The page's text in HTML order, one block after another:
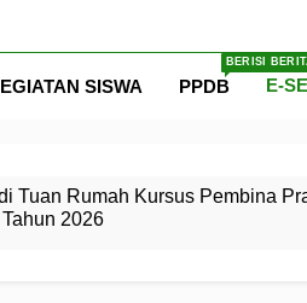
SISWA PPDB
BERISI
E-
Tuan Rumah Kursus Pembina
2026